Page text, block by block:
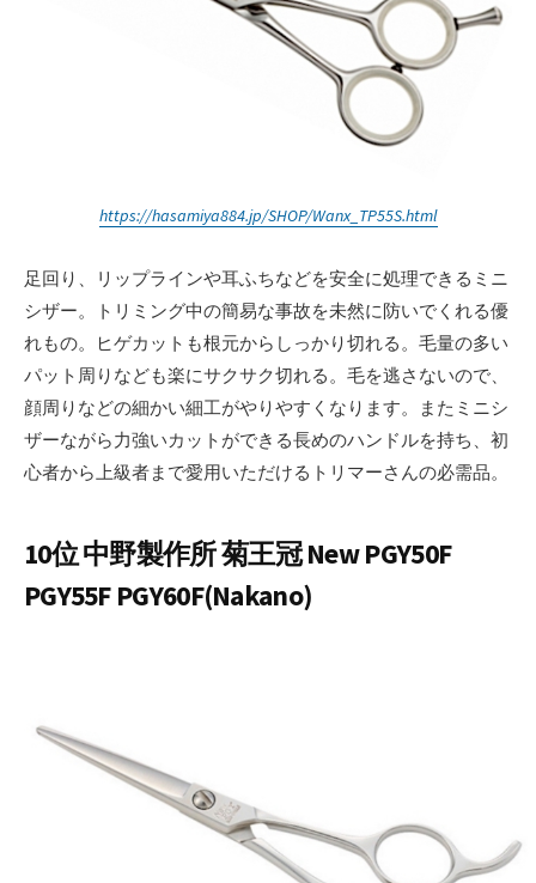
https://hasamiya884.jp/SHOP/Wanx_TP55S.html
足回り、リップラインや耳ふちなどを安全に処理できるミニ
シザー。トリミング中の簡易な事故を未然に防いでくれる優
れもの。ヒゲカットも根元からしっかり切れる。毛量の多い
パット周りなども楽にサクサク切れる。毛を逃さないので、
顔周りなどの細かい細工がやりやすくなります。またミニシ
ザーながら力強いカットができる長めのハンドルを持ち、初
心者から上級者まで愛用いただけるトリマーさんの必需品。
10位 中野製作所 菊王冠 New PGY50F
PGY55F PGY60F(Nakano)